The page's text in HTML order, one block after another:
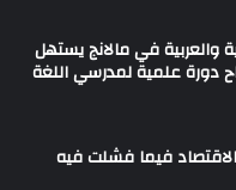
والعربية في مالانج يستهل
دورة علمية لمدرسي اللغة
فيما فشلت فيه